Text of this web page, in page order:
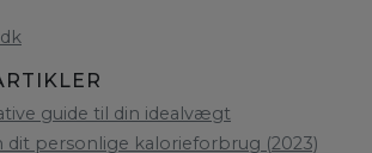
guide til din idealvægt
dit personlige kalorieforbrug (2023)